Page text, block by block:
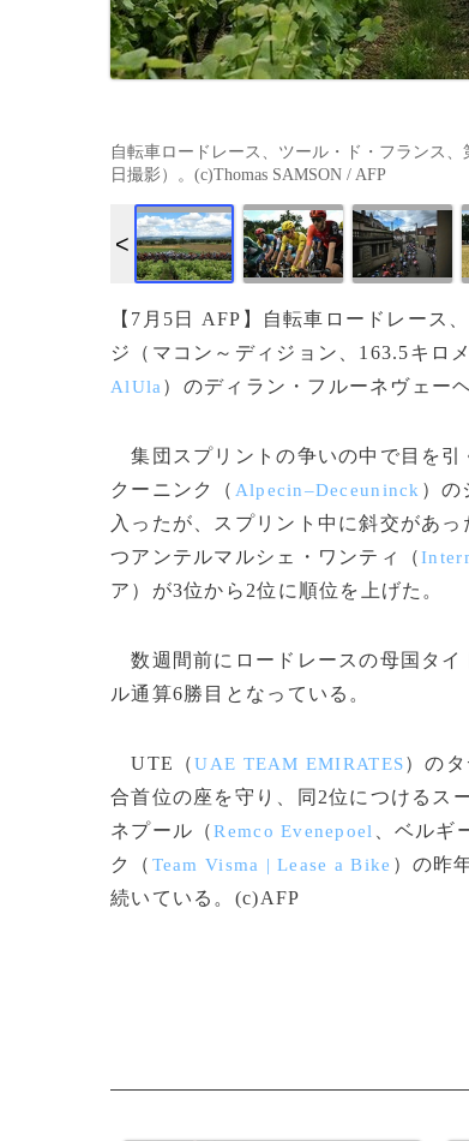
自転車ロードレース、ツール・ド・フランス
日撮影）。(c)Thomas SAMSON / AFP
【7月5日 AFP】自転車ロードレース
ジ（マコン～ディジョン、163.5キロ
AlUla ）のディラン・フルーネヴェー
集団スプリントの争いの中で目を引
クーニンク（ Alpecin–Deceuninck ）の
入ったが、スプリント中に斜交があ
つアンテルマルシェ・ワンティ（
ア）が3位から2位に順位を上げた。
数週間前にロードレースの母国タイ
ル通算6勝目となっている。
UTE（UAE TEAM EMIRATES）の
合首位の座を守り、同2位につけるス
ネプール（Remco Evenepoel
、ベル
ク（ Team Visma | Lease a Bike ）の昨
続いている。(c)AFP